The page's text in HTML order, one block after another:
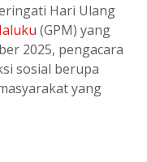
Hari Ulang
(GPM) yang
2025, pengacara
sosial berupa
yang